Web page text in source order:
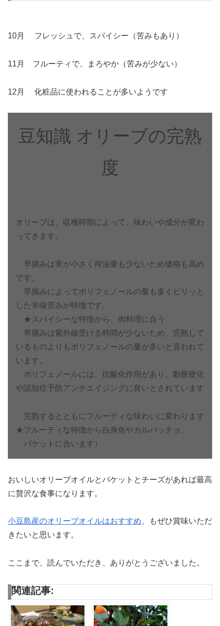
10月 フレッシュで、スパイシー（苦みもあり）
11月 フルーティで、まろやか（苦みが少ない）
12月 化粧品に使われることが多いようです
豆知識 オリーブの完熟
度
オリーブは、収穫時期によって、味わいや成分が変わ
ってきます。
早摘みは実が小さく搾油量も少ないため価格も高め
です。
早摘みによってポリフェノールの量も多くピリッと
した辛味苦みが特徴です。
★スパイシーな特徴から、肉料理に合う
早摘みは紫外線受ける時間が少ないため、完熟して
いるものよりもポリフェノールの量が多いと言われて
います。
ポリフェノールには、抗酸化作用があり、動脈硬化
や認知症予防アンチエイジングに良いとされています
完熟するとともにフルーティな味わいに変わります
★フルーティな特徴から白身魚やカルパッチョ、
バケットに合います）
おいしいオリーブオイルとバケットとチーズがあれば最高
に贅沢な食事になります。
小豆島産のオリーブオイルはおすすめ 、もぜひ賞味いただ
きたいと思います。
ここまで、読んでいただき、ありがとうございました。
関連記事: